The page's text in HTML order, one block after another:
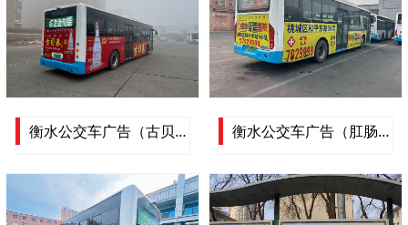
衡水公交车广告（古贝春）衡水公交车车体广告展示 衡水公交车广告（肛肠医院）衡水公交车车体广告展示